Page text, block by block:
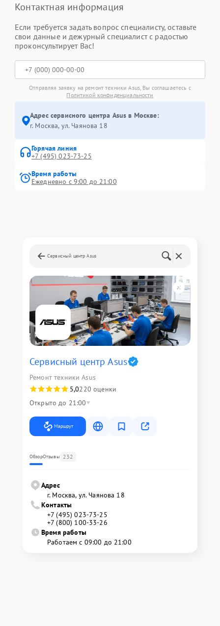
Контактная информация
Если требуется задать вопрос специалисту, оставьте
свои данные и дежурный специалист с радостью
проконсультирует Вас!
Отправляя заявку на ремонт техники Asus, Вы соглашаетесь с
Политикой конфиденциальности
Адрес сервисного центра Asus в Москве:
г. Москва, ул. Чаянова 18
Горячая линия
+7 (495) 023-73-25
Время работы
Ежедневно с 9:00 до 21:00
Сервисный центр Asus
Сервисный центр Asus
Ремонт техники Asus
5,0220 оценки
Открыто до 21:00
Маршрут
ОбзорОтзывы 232
Адрес
г. Москва, ул. Чаянова 18
Контакты
+7 (495) 023-73-25
+7 (800) 100-33-26
Время работы
Работаем с 09:00 до 21:00